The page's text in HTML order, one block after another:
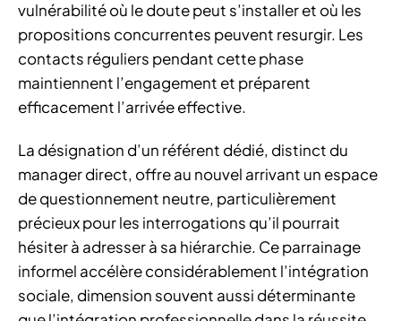
vulnérabilité où le doute peut s’installer et où les
propositions concurrentes peuvent resurgir. Les
contacts réguliers pendant cette phase
maintiennent l’engagement et préparent
efficacement l’arrivée effective.
La désignation d’un référent dédié, distinct du
manager direct, offre au nouvel arrivant un espace
de questionnement neutre, particulièrement
précieux pour les interrogations qu’il pourrait
hésiter à adresser à sa hiérarchie. Ce parrainage
informel accélère considérablement l’intégration
sociale, dimension souvent aussi déterminante